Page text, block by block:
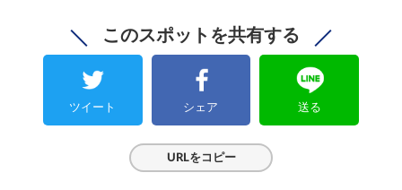
このスポットを共有する
ツイート シェア 送る
URLをコピー